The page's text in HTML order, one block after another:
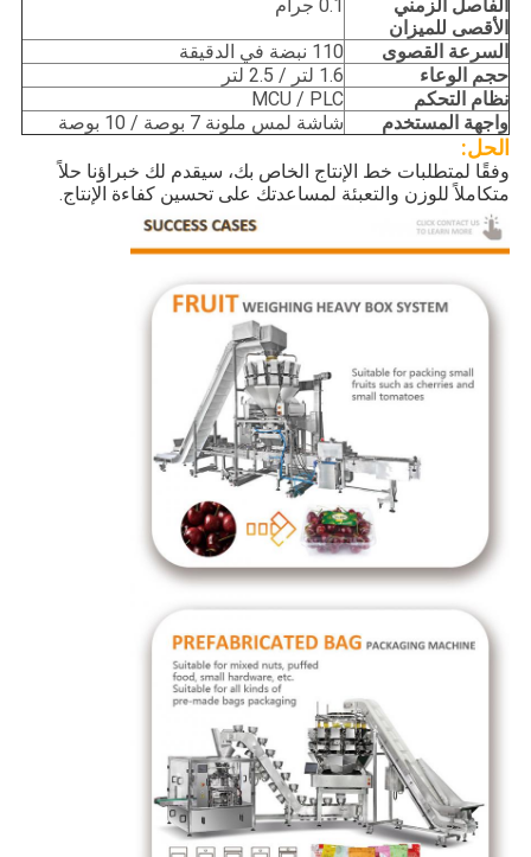
الفاصل الزمني
الأقصى للميزان
0.1 جرام
السرعة القصوى
110 نبضة في الدقيقة
حجم الوعاء
1.6 لتر / 2.5 لتر
نظام التحكم
MCU / PLC
واجهة المستخدم
شاشة لمس ملونة 7 بوصة / 10 بوصة
الحل:
وفقًا لمتطلبات خط الإنتاج الخاص بك، سيقدم لك خبراؤنا حلاً
متكاملاً للوزن والتعبئة لمساعدتك على تحسين كفاءة الإنتاج.